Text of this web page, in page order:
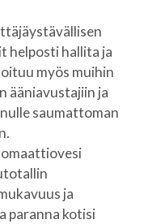
helposti hallita ja
myös muihin
ääniavustajiin ja
saumattoman
ja
paranna kotisi